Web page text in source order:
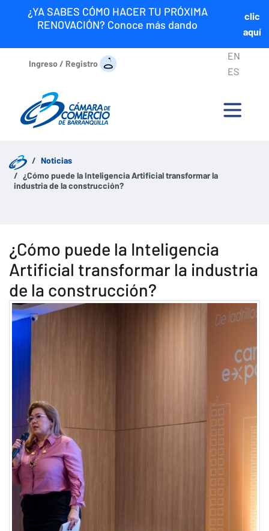
¿YA SABES CÓMO HACER TU PRÓXIMA
RENOVACIÓN? Conoce más dando
clic
aquí
Ingreso / Registro
EN
ES
Noticias
¿Cómo puede la Inteligencia Artificial transformar la
industria de la construcción?
¿Cómo puede la Inteligencia
Artificial transformar la industria
de la construcción?